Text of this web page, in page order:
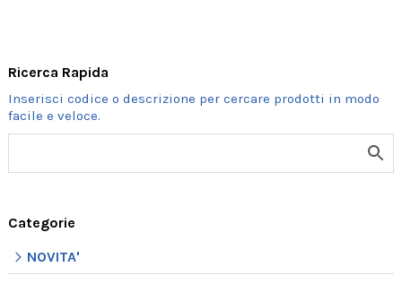
Ricerca Rapida
Categorie
NOVITA'
MINIMO
6